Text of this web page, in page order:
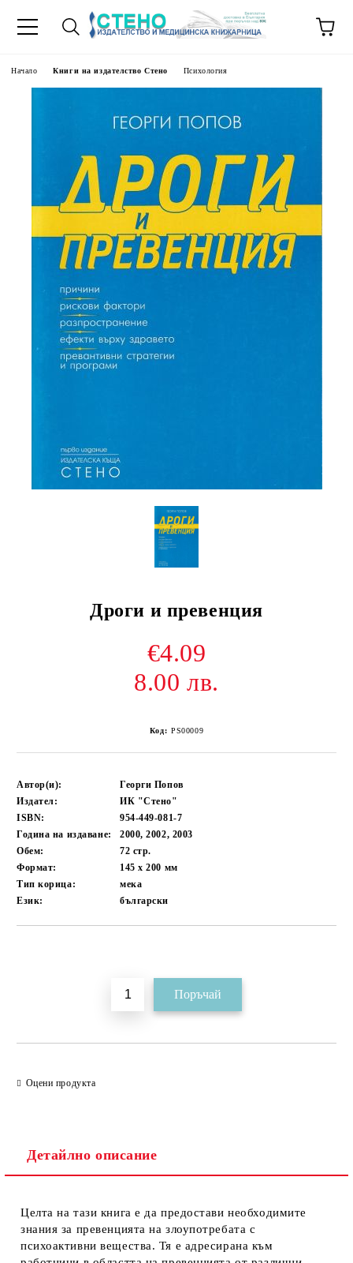
Начало Книги на издателство Стено Психология
Дроги и превенция
€4.09
8.00 лв.
Код: PS00009
Автор(и):
Георги Попов
Издател:
ИК "Стено"
ISBN:
954-449-081-7
Година на издаване:
2000, 2002, 2003
Обем:
72 стр.
Формат:
145 x 200 мм
Тип корица:
мека
Език:
български
Оцени продукта
Детайлно описание
Целта на тази книга е да предостави необходимите
знания за превенцията на злоупотребата с
психоактивни вещества. Тя е адресирана към